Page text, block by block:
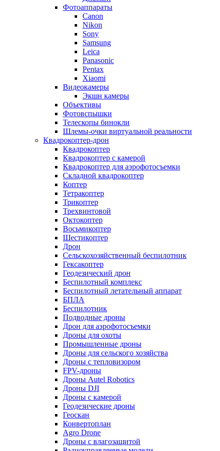
Фотоаппараты
Canon
Nikon
Sony
Samsung
Leica
Panasonic
Pentax
Xiaomi
Видеокамеры
Экшн камеры
Объективы
Фотовспышки
Телескопы бинокли
Шлемы-очки виртуальной реальности
Квадрокоптер-дрон
Квадрокоптер
Квадрокоптер с камерой
Квадрокоптер для аэрофотосъемки
Складной квадрокоптер
Коптер
Тетракоптер
Трикоптер
Трехвинтовой
Октокоптер
Восьмикоптер
Шестикоптер
Дрон
Сельскохозяйственный беспилотник
Гексакоптер
Геодезический дрон
Беспилотный комплекс
Беспилотный летательный аппарат
БПЛА
Беспилотник
Подводные дроны
Дрон для аэрофотосъемки
Дроны для охоты
Промышленные дроны
Дроны для сельского хозяйства
Дроны с тепловизором
FPV-дроны
Дроны Autel Robotics
Дроны DJI
Дроны с камерой
Геодезические дроны
Геоскан
Конвертоплан
Agro Drone
Дроны с влагозащитой